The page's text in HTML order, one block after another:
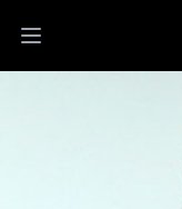
Open main menu